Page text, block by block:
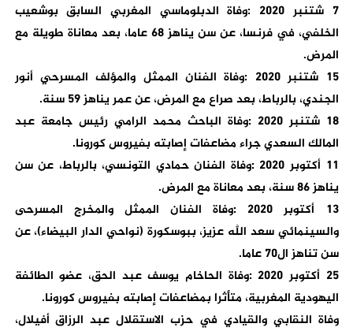
7 شتنبر 2020 :وفاة الدبلوماسي المغربي السابق بوشعيب
الخلفي، في فرنسا، عن سن يناهز 68 عاما، بعد معاناة طويلة مع
المرض.
15 شتنبر 2020 :وفاة الفنان الممثل والمؤلف المسرحي أنور
الجندي، بالرباط، بعد صراع مع المرض، عن عمر يناهز 59 سنة.
18 شتنبر 2020 :وفاة الباحث محمد الرامي رئيس جامعة عبد
المالك السعدي جراء مضاعفات إصابته بفيروس كورونا.
11 أكتوبر 2020 :وفاة الفنان حمادي التونسي، بالرباط، عن سن
يناهز 86 سنة، بعد معاناة مع المرض.
13 أكتوبر 2020 :وفاة الفنان الممثل والمخرج المسرحى
والسينمائي سعد الله عزيز، ببوسكورة (نواحي الدار البيضاء)، عن
سن تناهز ال70 عاما.
25 أكتوبر 2020 :وفاة الحاخام يوسف عبد الحق، عضو الطائفة
اليهودية المغربية، متأثرا بمضاعفات إصابته بفيروس كورونا.
وفاة النقابي والقيادي في حزب الاستقلال عبد الرزاق أفيلال،